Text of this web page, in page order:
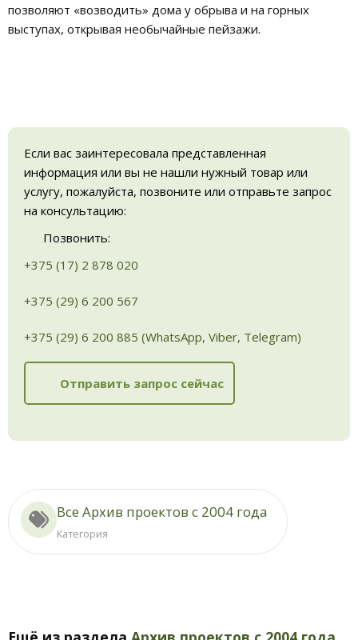
позволяют «возводить» дома у обрыва и на горных
выступах, открывая необычайные пейзажи.
Если вас заинтересовала представленная
информация или вы не нашли нужный товар или
услугу, пожалуйста, позвоните или отправьте запрос
на консультацию:
Позвонить:
+375 (17) 2 878 020
+375 (29) 6 200 567
+375 (29) 6 200 885 (WhatsApp, Viber, Telegram)
Отправить запрос сейчас
Все Архив проектов с 2004 года
Категория